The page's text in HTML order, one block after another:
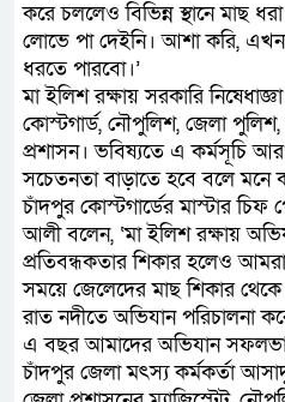
করে চললেও বিভিন্ন স্থানে মাছ
লোভে পা দেইনি। আশা করি,
ধরতে পারবো।’
মা ইলিশ রক্ষায় সরকারি
কোস্টগার্ড, নৌপুলিশ, জেলা
প্রশাসন। ভবিষ্যতে এ কর্মসূচি
সচেতনতা বাড়াতে হবে বলে মনে
চাঁদপুর কোস্টগার্ডের মাস্টার
আলী বলেন, ‘মা ইলিশ রক্ষায়
প্রতিবন্ধকতার শিকার হলেও আমরা
সময়ে জেলেদের মাছ শিকার
রাত নদীতে অভিযান পরিচালনা
এ বছর আমাদের অভিযান
চাঁদপুর জেলা মৎস্য কর্মকর্তা